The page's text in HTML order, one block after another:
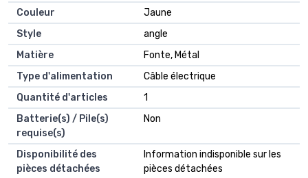
Couleur
‎Jaune
Style
‎angle
Matière
‎Fonte, Métal
Type d'alimentation
‎Câble électrique
Quantité d'articles
‎1
Batterie(s) / Pile(s)
requise(s)
‎Non
Disponibilité des
pièces détachées
‎Information indisponible sur les
pièces détachées